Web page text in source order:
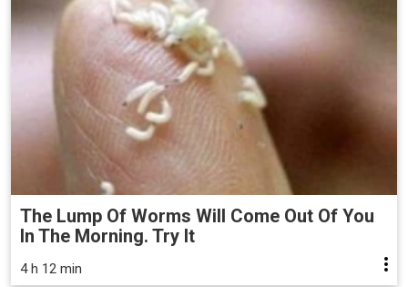
The Lump Of Worms Will Come Out Of You
In The Morning. Try It
4 h 12 min